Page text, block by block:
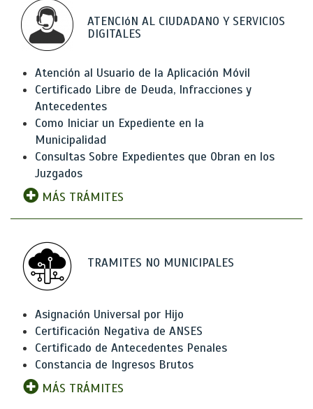
ATENCIóN AL CIUDADANO Y SERVICIOS
DIGITALES
Atención al Usuario de la Aplicación Móvil
Certificado Libre de Deuda, Infracciones y
Antecedentes
Como Iniciar un Expediente en la
Municipalidad
Consultas Sobre Expedientes que Obran en los
Juzgados
MÁS TRÁMITES
TRAMITES NO MUNICIPALES
Asignación Universal por Hijo
Certificación Negativa de ANSES
Certificado de Antecedentes Penales
Constancia de Ingresos Brutos
MÁS TRÁMITES